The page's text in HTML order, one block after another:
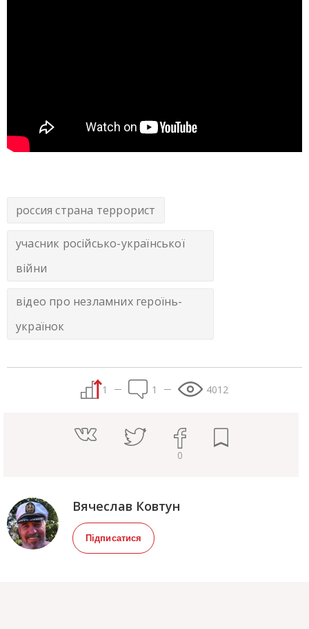
россия страна террорист
учасник російсько-української
війни
відео про незламних героїнь-
українок
1 1 4012
0
Вячеслав Ковтун
Підписатися